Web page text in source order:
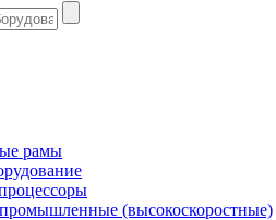
рамы
(высокоскоростные)